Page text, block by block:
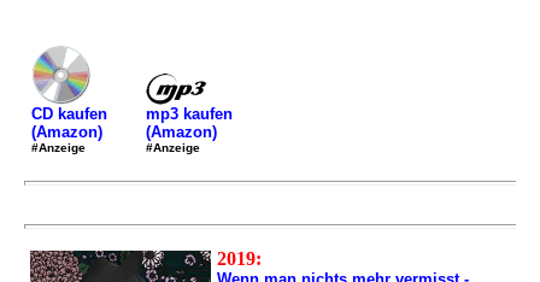
CD kaufen
(Amazon)
#Anzeige
mp3 kaufen
(Amazon)
#Anzeige
2019: